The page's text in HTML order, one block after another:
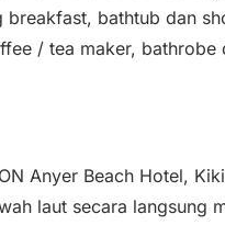
bathtub dan
/ tea maker, bathrobe
Anyer Beach Hotel,
laut secara langsung